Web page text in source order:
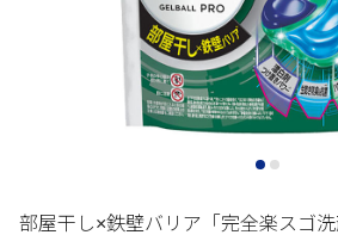
部屋干し×鉄壁バリア「完全楽スゴ